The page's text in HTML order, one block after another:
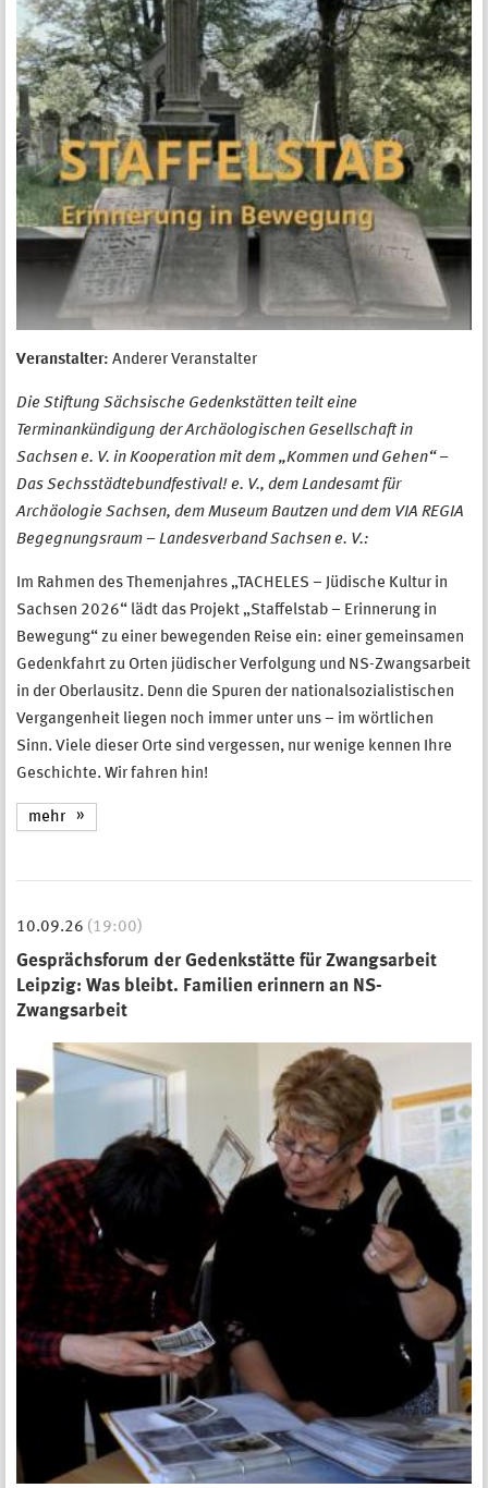
Veranstalter: Anderer Veranstalter
Die Stiftung Sächsische Gedenkstätten teilt eine
Terminankündigung der Archäologischen Gesellschaft in
Sachsen e. V. in Kooperation mit dem „Kommen und Gehen“ –
Das Sechsstädtebundfestival! e. V., dem Landesamt für
Archäologie Sachsen, dem Museum Bautzen und dem VIA REGIA
Begegnungsraum – Landesverband Sachsen e. V.:
Im Rahmen des Themenjahres „TACHELES – Jüdische Kultur in
Sachsen 2026“ lädt das Projekt „Staffelstab – Erinnerung in
Bewegung“ zu einer bewegenden Reise ein: einer gemeinsamen
Gedenkfahrt zu Orten jüdischer Verfolgung und NS-Zwangsarbeit
in der Oberlausitz. Denn die Spuren der nationalsozialistischen
Vergangenheit liegen noch immer unter uns – im wörtlichen
Sinn. Viele dieser Orte sind vergessen, nur wenige kennen Ihre
Geschichte. Wir fahren hin!
mehr
10.09.26 (19:00)
Gesprächsforum der Gedenkstätte für Zwangsarbeit
Leipzig: Was bleibt. Familien erinnern an NS-
Zwangsarbeit